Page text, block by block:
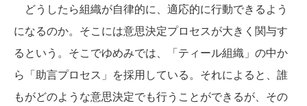
どうしたら組織が自律的に、適応的に行動できるよう
になるのか。そこには意思決定プロセスが大きく関与す
るという。そこでゆめみでは、「ティール組織」の中か
ら「助言プロセス」を採用している。それによると、誰
もがどのような意思決定でも行うことができるが、その